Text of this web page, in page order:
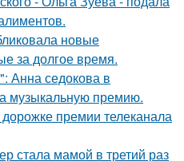
новые
за долгое время.
Анна седокова в
музыкальную премию.
премии телеканала
стала мамой в третий раз